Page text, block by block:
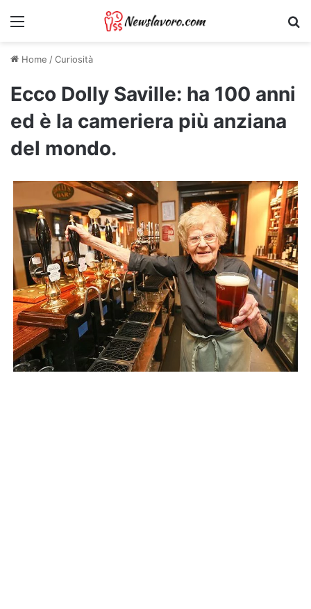
Menu
Home /Curiosità
Ecco Dolly Saville: ha 100 anni
ed è la cameriera più anziana
del mondo.